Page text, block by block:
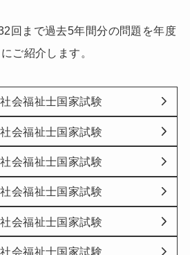
回まで過去5年間分の問題を年度
ご紹介します。
会福祉士国家試験
会福祉士国家試験
会福祉士国家試験
会福祉士国家試験
会福祉士国家試験
会福祉士国家試験